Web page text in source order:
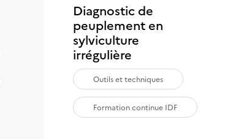
Diagnostic de
peuplement en
sylviculture
irrégulière
Outils et techniques
Formation continue IDF